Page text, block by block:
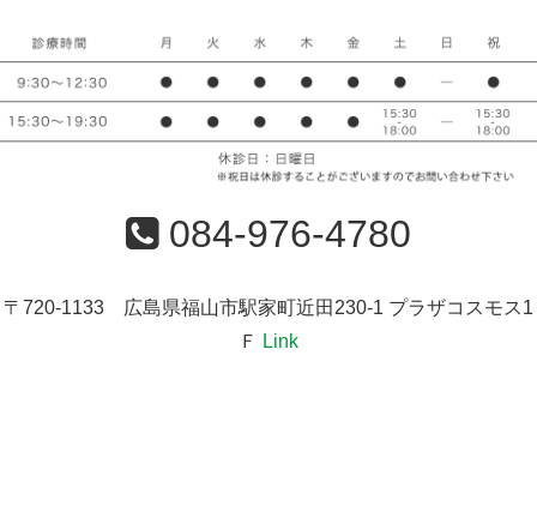
084-976-4780
〒720-1133 広島県福山市駅家町近田230-1 プラザコスモス1
Ｆ
Link